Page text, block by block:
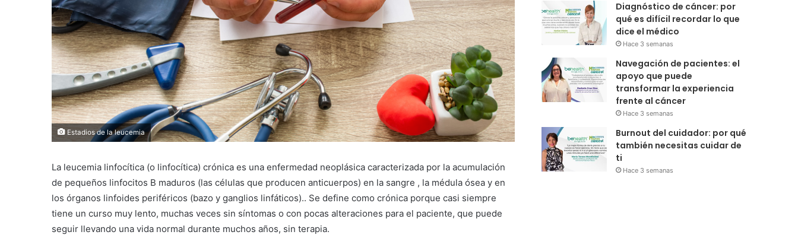
Estadios de la leucemia
La leucemia linfocítica (o linfocítica) crónica es una enfermedad neoplásica caracterizada por la acumulación
de pequeños linfocitos B maduros (las células que producen anticuerpos) en la sangre , la médula ósea y en
los órganos linfoides periféricos (bazo y ganglios linfáticos).. Se define como crónica porque casi siempre
tiene un curso muy lento, muchas veces sin síntomas o con pocas alteraciones para el paciente, que puede
seguir llevando una vida normal durante muchos años, sin terapia.
Diagnóstico de cáncer: por
qué es difícil recordar lo que
dice el médico
Hace 3 semanas
Navegación de pacientes: el
apoyo que puede
transformar la experiencia
frente al cáncer
Hace 3 semanas
Burnout del cuidador: por qué
también necesitas cuidar de
ti
Hace 3 semanas